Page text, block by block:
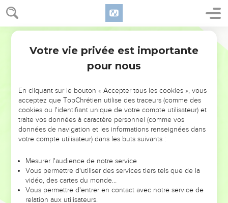
NE MANQUEZ PAS L’ÉVÉNEMENT
DE L’ANNÉE !
ET SI LEURS ERREURS POUVAIENT VOUS ÉVITER LES
VOTRES ?
leur foi ou leur vision. Mais on voit moins les doutes, les erreurs
et les saisons difficiles qu'ils ont traversés, alors même que ce
sont elles qui les ont façonnés.
Votre vie privée est importante
pour nous
En cliquant sur le bouton « Accepter tous les cookies », vous
acceptez que TopChrétien utilise des traceurs (comme des
cookies ou l'identifiant unique de votre compte utilisateur) et
traite vos données à caractère personnel (comme vos
données de navigation et les informations renseignées dans
votre compte utilisateur) dans les buts suivants :
Mesurer l'audience de notre service
Vous permettre d'utiliser des services tiers tels que de la
vidéo, des cartes du monde…
Vous permettre d'entrer en contact avec notre service de
relation aux utilisateurs.